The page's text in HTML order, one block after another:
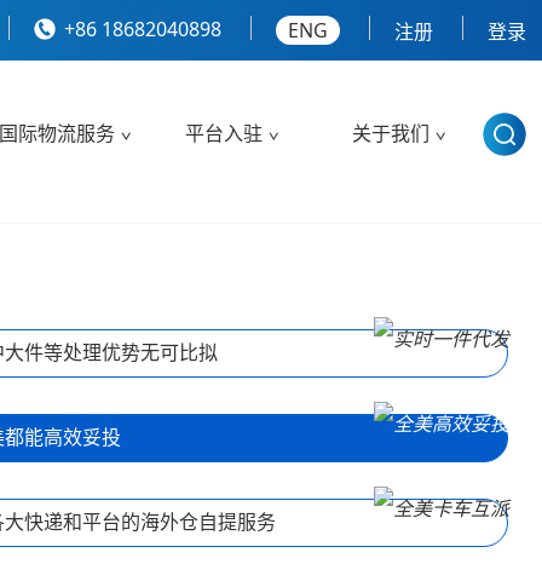
+86 18682040898 ENG 注册 登录
国际物流服务 平台入驻 关于我们
件等处理优势无可比拟
能高效妥投
快递和平台的海外仓自提服务